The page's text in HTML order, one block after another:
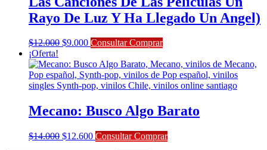
Rayo De Luz Y Ha Llegado Un Angel)
$12.000 El
original
era:
$12.000.
$9.000El
actual
es:
$9.000.
Consultar Comprar
¡Oferta!
Mecano: Busco Algo Barato
$14.000 El
$12.600ElConsultar Comprar